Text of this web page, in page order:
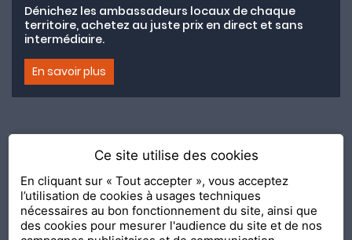
Dénichez les ambassadeurs locaux de chaque
territoire, achetez au juste prix en direct et sans
intermédiaire.
En savoir plus
Adhésion au collectif lemeilleurchezvous.com
Nous contacter Nos Ambassadeurs Présentation
2020 Le Meilleur Chez Vous, édité parAPI & YOU| Agence
conseil & communication Editeur de la solution Console
Ce site utilise des cookies
En cliquant sur « Tout accepter », vous acceptez
l’utilisation de cookies à usages techniques
nécessaires au bon fonctionnement du site, ainsi que
des cookies pour mesurer l'audience du site et de nos